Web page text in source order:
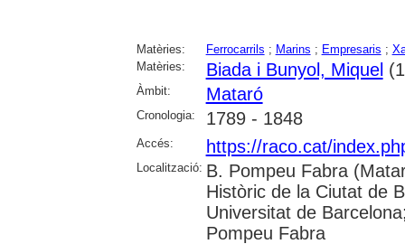
Matèries: Ferrocarrils ; Marins ; Empresaris ;
Matèries:
Biada i Bunyol, Miquel
Àmbit: Mataró
Cronologia: 1789 - 1848
Accés: https://raco.cat/
Localització: B. Pompeu Fabra
Històric de la Ciutat de
Universitat de
Pompeu Fabra